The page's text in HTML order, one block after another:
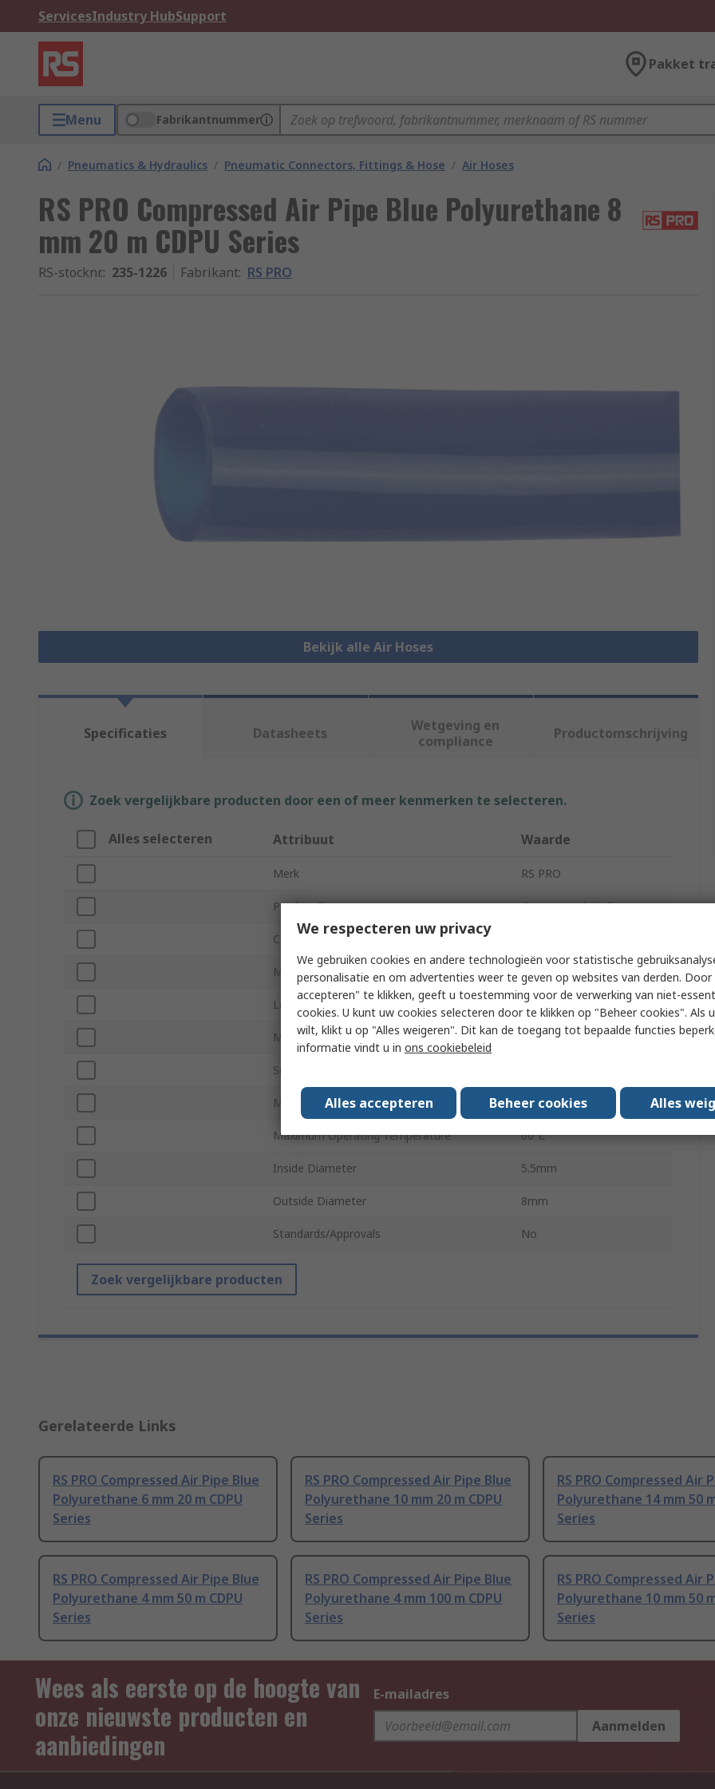
ServicesIndustry HubSupport
Pakket
Menu Fabrikantnummer
/ Pneumatics & Hydraulics / Pneumatic Connectors, Fittings & Hose / Air Hoses
RS PRO Compressed Air Pipe Blue Polyurethane 8
mm 20 m CDPU Series
RS-stocknr.: 235-1226 Fabrikant: RS PRO
Bekijk alle Air Hoses
Specificaties Datasheets
Wetgeving en
compliance
Productomschrijving
Zoek vergelijkbare producten door een of meer kenmerken te selecteren.
Alles selecteren Attribuut Waarde
Merk RS PRO
Product Type Compressed Air Pipe
Colour
Material Polyurethane
Length 20m
Maximum Operating Pressure 10 bar
Series
Minimum Operating Temperature 0°C
Maximum Operating Temperature 60°C
Inside Diameter 5.5mm
Outside Diameter 8mm
Standards/Approvals No
Zoek vergelijkbare producten
Gerelateerde Links
RS PRO Compressed Air Pipe Blue
Polyurethane 6 mm 20 m CDPU
Series
RS PRO Compressed Air Pipe Blue
Polyurethane 10 mm 20 m CDPU
Series
RS PRO Compressed Air
Polyurethane 14 mm 50
Series
RS PRO Compressed Air Pipe Blue
Polyurethane 4 mm 50 m CDPU
Series
RS PRO Compressed Air Pipe Blue
Polyurethane 4 mm 100 m CDPU
Series
RS PRO Compressed Air
Polyurethane 10 mm 50
Series
Wees als eerste op de hoogte van
onze nieuwste producten en
aanbiedingen
E-mailadres
Aanmelden
We respecteren uw privacy
We gebruiken cookies en andere technologieën voor statistische
personalisatie en om advertenties weer te geven op websites van derden. Door
accepteren" te klikken, geeft u toestemming voor de verwerking van niet-
cookies. U kunt uw cookies selecteren door te klikken op "Beheer cookies". Als
wilt, klikt u op "Alles weigeren". Dit kan de toegang tot bepaalde functies
informatie vindt u in ons cookiebeleid
Alles accepteren Beheer cookies Alles